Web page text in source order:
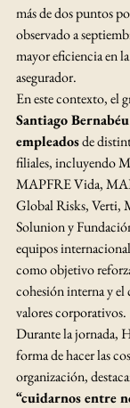
más de dos puntos
observado a
mayor eficiencia en
asegurador.
En este contexto, el
Santiago Bernabéu
empleados de
filiales, incluyendo
MAPFRE Vida,
Global Risks, Verti,
Solunion y
equipos
como objetivo
cohesión interna y
valores corporativos.
Durante la jornada,
forma de hacer las
organización,
“cuidarnos entre